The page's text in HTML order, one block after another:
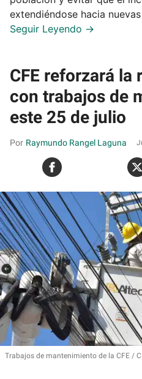
extendiéndose hacia nuevas
CFE reforzará la
con trabajos de
este 25 de julio
Raymundo Rangel Laguna
Trabajos de mantenimiento de la CFE